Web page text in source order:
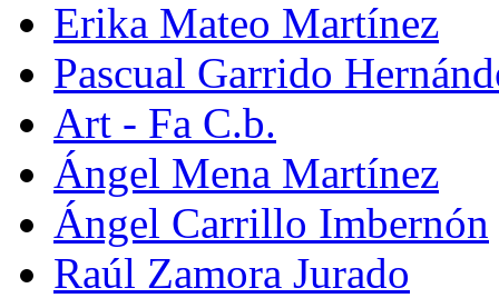
Erika Mateo Martínez
Pascual Garrido
Art - Fa C.b.
Ángel Mena Martínez
Ángel Carrillo Imbernón
Raúl Zamora Jurado